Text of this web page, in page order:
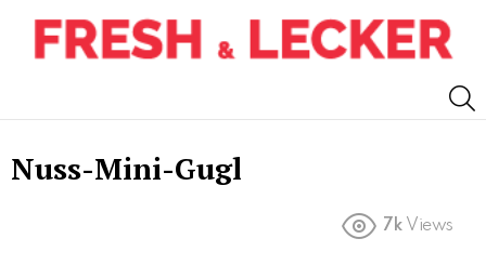
Nuss-Mini-Gugl
7k Views